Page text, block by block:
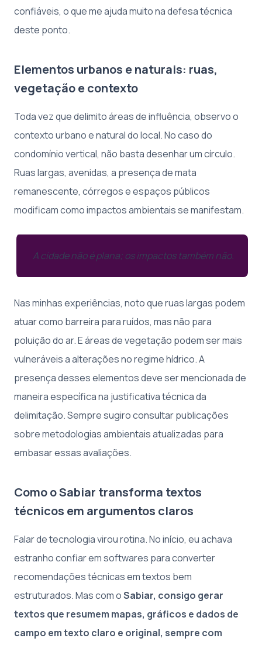
confiáveis, o que me ajuda muito na defesa técnica
deste ponto.
Elementos urbanos e naturais: ruas,
vegetação e contexto
Toda vez que delimito áreas de influência, observo o
contexto urbano e natural do local. No caso do
condomínio vertical, não basta desenhar um círculo.
Ruas largas, avenidas, a presença de mata
remanescente, córregos e espaços públicos
modificam como impactos ambientais se manifestam.
A cidade não é plana; os impactos também não.
Nas minhas experiências, noto que ruas largas podem
atuar como barreira para ruídos, mas não para
poluição do ar. E áreas de vegetação podem ser mais
vulneráveis a alterações no regime hídrico. A
presença desses elementos deve ser mencionada de
maneira específica na justificativa técnica da
delimitação. Sempre sugiro consultar publicações
sobre metodologias ambientais atualizadas para
embasar essas avaliações.
Como o Sabiar transforma textos
técnicos em argumentos claros
Falar de tecnologia virou rotina. No início, eu achava
estranho confiar em softwares para converter
recomendações técnicas em textos bem
estruturados. Mas com oSabiar, consigo gerar
textos que resumem mapas, gráficos e dados de
campo em texto claro e original, sempre com